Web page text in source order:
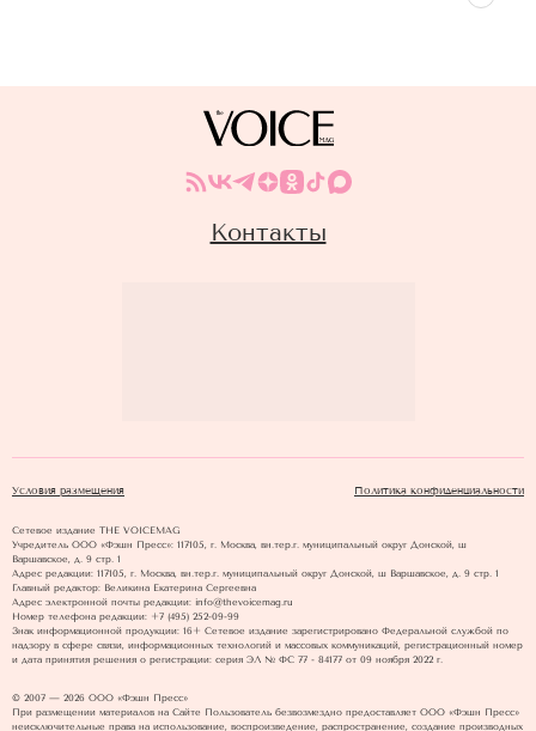
Контакты
Условия размещения Политика конфиденциальности
Сетевое издание THE VOICEMAG
Учредитель ООО «Фэшн Пресс»: 117105, г. Москва, вн.тер.г. муниципальный округ Донской, ш
Варшавское, д. 9 стр. 1
Адрес редакции: 117105, г. Москва, вн.тер.г. муниципальный округ Донской, ш Варшавское, д. 9 стр. 1
Главный редактор: Великина Екатерина Сергеевна
Адрес электронной почты редакции: info@thevoicemag.ru
Номер телефона редакции: +7 (495) 252-09-99
Знак информационной продукции: 16+ Cетевое издание зарегистрировано Федеральной службой по
надзору в сфере связи, информационных технологий и массовых коммуникаций, регистрационный номер
и дата принятия решения о регистрации: серия ЭЛ № ФС 77 - 84177 от 09 ноября 2022 г.
© 2007 — 2026 ООО «Фэшн Пресс»
При размещении материалов на Сайте Пользователь безвозмездно предоставляет ООО «Фэшн Пресс»
неисключительные права на использование, воспроизведение, распространение, создание производных